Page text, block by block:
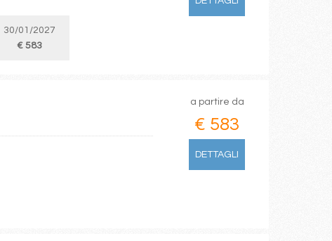
30/01/2027
€ 583
a partire da
€ 583
DETTAGLI